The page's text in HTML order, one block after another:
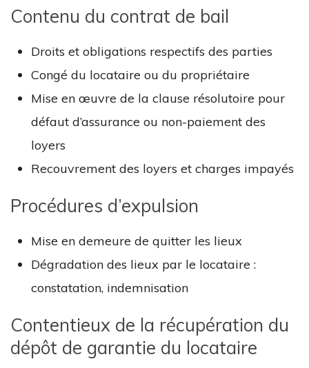
Contenu du contrat de bail
Droits et obligations respectifs des parties
Congé du locataire ou du propriétaire
Mise en œuvre de la clause résolutoire pour
défaut d’assurance ou non-paiement des
loyers
Recouvrement des loyers et charges impayés
Procédures d’expulsion
Mise en demeure de quitter les lieux
Dégradation des lieux par le locataire :
constatation, indemnisation
Contentieux de la récupération du
dépôt de garantie du locataire